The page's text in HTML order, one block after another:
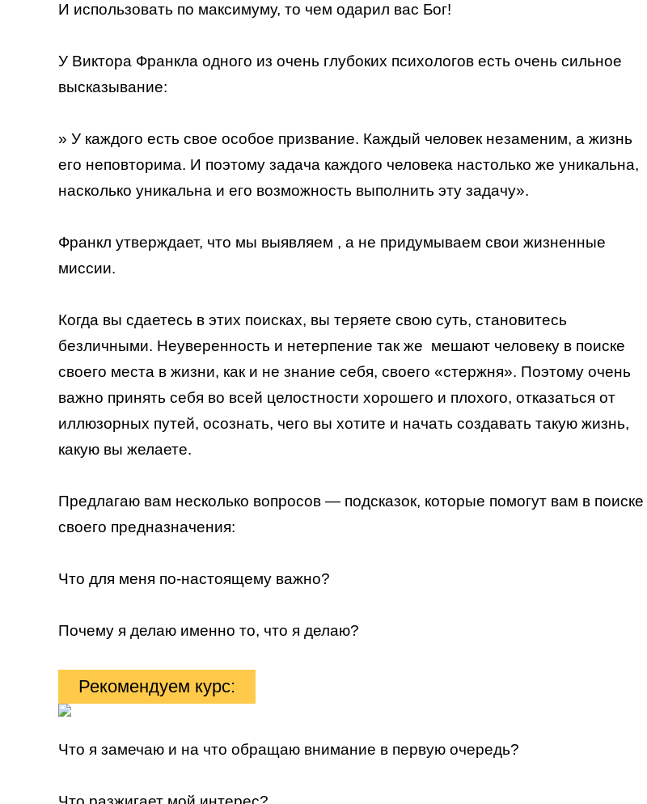
И использовать по максимуму, то чем одарил вас Бог!
У Виктора Франкла одного из очень глубоких психологов есть очень сильное
высказывание:
» У каждого есть свое особое призвание. Каждый человек незаменим, а жизнь
его неповторима. И поэтому задача каждого человека настолько же уникальна,
насколько уникальна и его возможность выполнить эту задачу».
Франкл утверждает, что мы выявляем , а не придумываем свои жизненные
миссии.
Когда вы сдаетесь в этих поисках, вы теряете свою суть, становитесь
безличными. Неуверенность и нетерпение так же мешают человеку в поиске
своего места в жизни, как и не знание себя, своего «стержня». Поэтому очень
важно принять себя во всей целостности хорошего и плохого, отказаться от
иллюзорных путей, осознать, чего вы хотите и начать создавать такую жизнь,
какую вы желаете.
Предлагаю вам несколько вопросов — подсказок, которые помогут вам в поиске
своего предназначения:
Что для меня по-настоящему важно?
Почему я делаю именно то, что я делаю?
Рекомендуем курс:
Что я замечаю и на что обращаю внимание в первую очередь?